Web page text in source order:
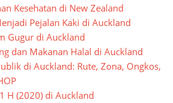
Kesehatan di New Zealand
Pejalan Kaki di Auckland
Gugur di Auckland
dan Makanan Halal di Auckland
di Auckland: Rute, Zona, Ongkos,
H (2020) di Auckland